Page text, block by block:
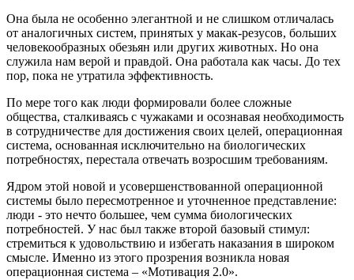
Она была не особенно элегантной и не слишком отличалась
от аналогичных систем, принятых у макак-резусов, больших
человекообразных обезьян или других животных. Но она
служила нам верой и правдой. Она работала как часы. До тех
пор, пока не утратила эффективность.
По мере того как люди формировали более сложные
общества, сталкиваясь с чужаками и осознавая необходимость
в сотрудничестве для достижения своих целей, операционная
система, основанная исключительно на биологических
потребностях, перестала отвечать возросшим требованиям.
Ядром этой новой и усовершенствованной операционной
системы было пересмотренное и уточненное представление:
люди - это нечто большее, чем сумма биологических
потребностей. У нас был также второй базовый стимул:
стремиться к удовольствию и избегать наказания в широком
смысле. Именно из этого прозрения возникла новая
операционная система – «Мотивация 2.0».